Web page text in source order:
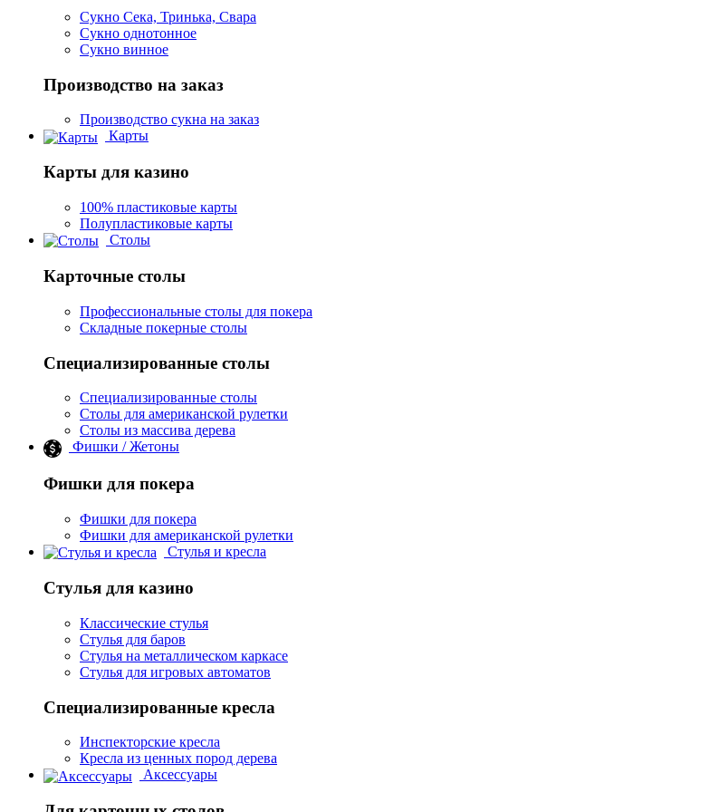
Сукно Сека, Тринька, Свара
Сукно однотонное
Сукно винное
Производство на заказ
Производство сукна на заказ
Карты
Карты для казино
100% пластиковые карты
Полупластиковые карты
Столы
Карточные столы
Профессиональные столы для покера
Складные покерные столы
Специализированные столы
Специализированные столы
Столы для американской рулетки
Столы из массива дерева
Фишки / Жетоны
Фишки для покера
Фишки для покера
Фишки для американской рулетки
Стулья и кресла
Стулья для казино
Классические стулья
Стулья для баров
Стулья на металлическом каркасе
Стулья для игровых автоматов
Специализированные кресла
Инспекторские кресла
Кресла из ценных пород дерева
Аксессуары